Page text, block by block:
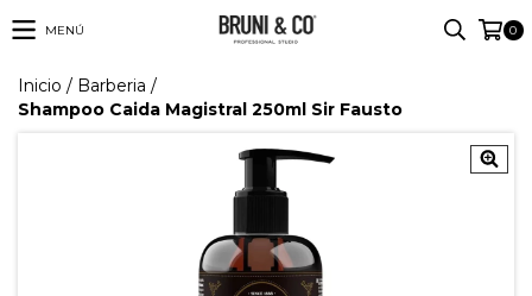
MENÚ 0
Inicio / Barberia /
Shampoo Caida Magistral 250ml Sir Fausto